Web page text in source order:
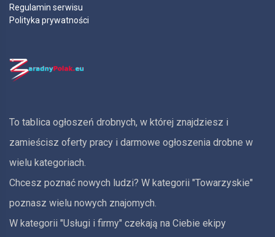
Regulamin serwisu
Polityka prywatności
To tablica ogłoszeń drobnych, w której znajdziesz i
zamieścisz oferty pracy i darmowe ogłoszenia drobne w
wielu kategoriach.
Chcesz poznać nowych ludzi? W kategorii "Towarzyskie"
poznasz wielu nowych znajomych.
W kategorii "Usługi i firmy" czekają na Ciebie ekipy